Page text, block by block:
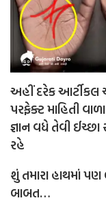
અહીં દરેક આર્ટીકલ
પરફેક્ટ માહિતી
જ્ઞાન વધે તેવી ઈચ્છા
રહે
શું તમારા હાથમાં
બાબત…